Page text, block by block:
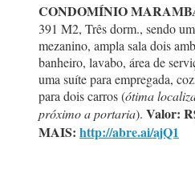
CONDOMÍNIO
391 M2, Três dorm., sendo
mezanino, ampla sala dois
banheiro, lavabo, área de
uma suíte para empregada,
para dois carros (ótima
próximo a portaria). Valor:
MAIS: http://abre.ai/ajQ1